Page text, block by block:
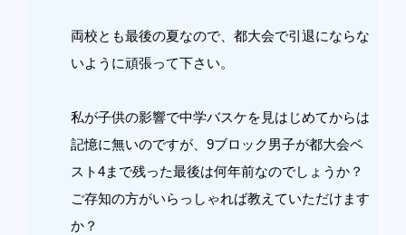
両校とも最後の夏なので、都大会で引退にならな
いように頑張って下さい。
私が子供の影響で中学バスケを見はじめてからは
記憶に無いのですが、9ブロック男子が都大会ベ
スト4まで残った最後は何年前なのでしょうか？
ご存知の方がいらっしゃれば教えていただけます
か？